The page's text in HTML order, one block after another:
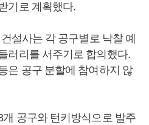
기로 계획했다.
설사는 각 공구별로 낙찰 예
러리를 서주기로 합의했다.
은 공구 분할에 참여하지 않
공구와 턴키방식으로 발주